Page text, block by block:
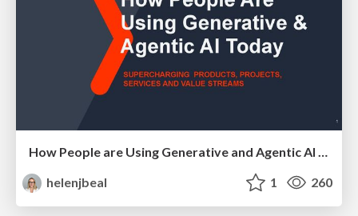
How People are Using Generative and Agentic AI to Supercharge Their Products, Projects, Services and Value Streams Today
helenjbeal
1 260